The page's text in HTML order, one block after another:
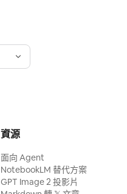
資源
面向 Agent
NotebookLM 替代方案
GPT Image 2 投影片